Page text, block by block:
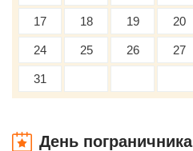
17 18 19 20
24 25 26 27
31
День пограничника